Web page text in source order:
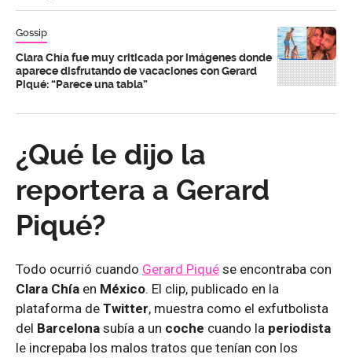
Gossip
Clara Chía fue muy criticada por imágenes donde
aparece disfrutando de vacaciones con Gerard
Piqué: “Parece una tabla”
¿Qué le dijo la
reportera a Gerard
Piqué?
Todo ocurrió cuando Gerard Piqué se encontraba con
Clara Chía en México. El clip, publicado en la
plataforma de Twitter, muestra como el exfutbolista
del Barcelona subía a un coche cuando la periodista
le increpaba los malos tratos que tenían con los